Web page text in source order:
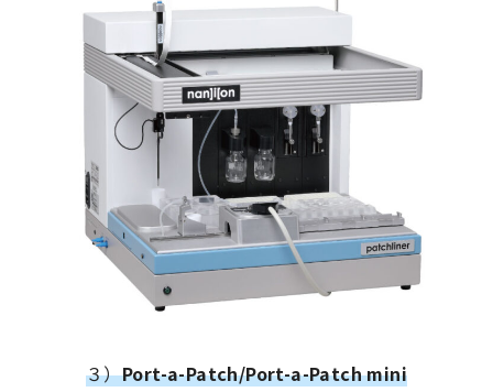
３）Port-a-Patch/Port-a-Patch mini